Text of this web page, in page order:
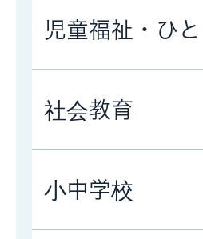
児童福祉・ひ
社会教育
小中学校